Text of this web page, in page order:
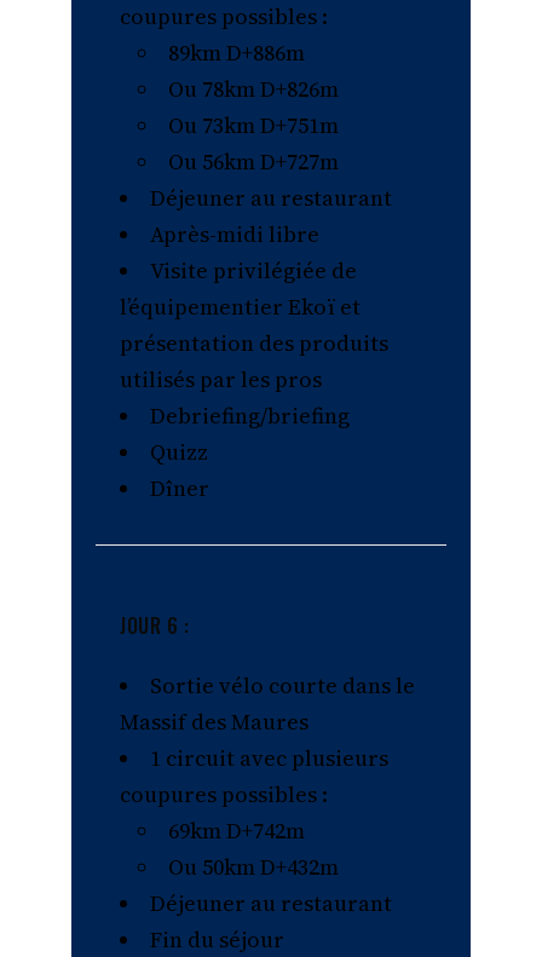
coupures possibles :
89km D+886m
Ou 78km D+826m
Ou 73km D+751m
Ou 56km D+727m
Déjeuner au restaurant
Après-midi libre
Visite privilégiée de
l’équipementier Ekoï et
présentation des produits
utilisés par les pros
Debriefing/briefing
Quizz
Dîner
JOUR 6 :
Sortie vélo courte dans le
Massif des Maures
1 circuit avec plusieurs
coupures possibles :
69km D+742m
Ou 50km D+432m
Déjeuner au restaurant
Fin du séjour